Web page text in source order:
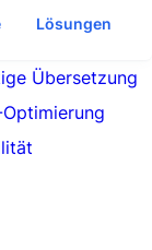
Lösungen
Übersetzung
Optimierung